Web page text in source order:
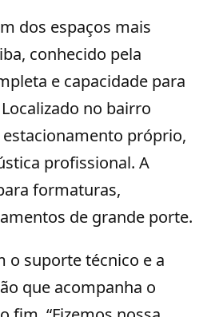
dos espaços mais
conhecido pela
e capacidade para
no bairro
estacionamento próprio,
profissional. A
formaturas,
de grande porte.
o suporte técnico e a
que acompanha o